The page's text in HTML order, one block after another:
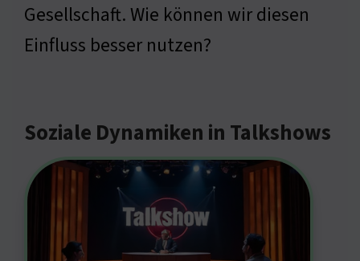
Gesellschaft. Wie können wir diesen
Einfluss besser nutzen?
Soziale Dynamiken in Talkshows